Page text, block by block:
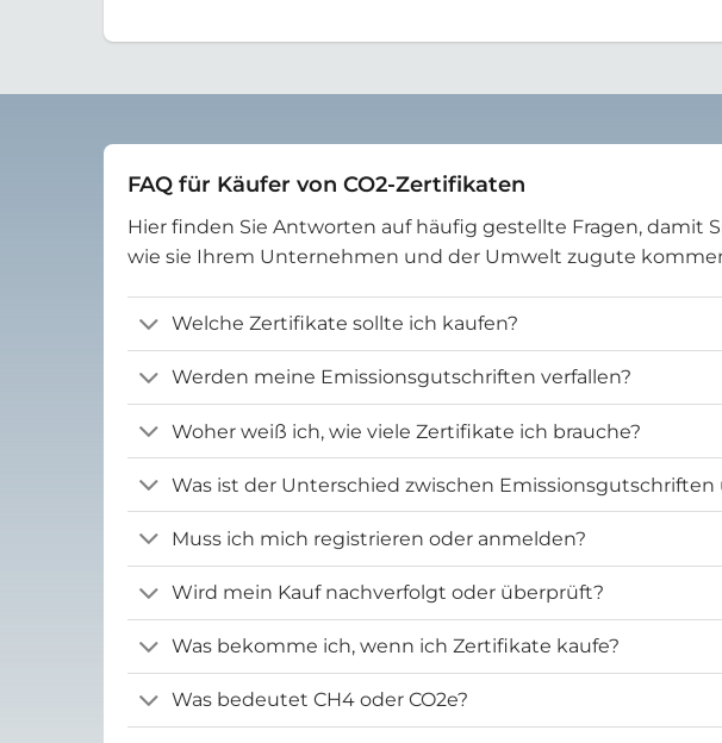
FAQ für Käufer von CO2-Zertifikaten
Hier finden Sie Antworten auf häufig gestellte Fragen, damit
wie sie Ihrem Unternehmen und der Umwelt zugute
Welche Zertifikate sollte ich kaufen?
Werden meine Emissionsgutschriften verfallen?
Woher weiß ich, wie viele Zertifikate ich brauche?
Was ist der Unterschied zwischen
Muss ich mich registrieren oder anmelden?
Wird mein Kauf nachverfolgt oder überprüft?
Was bekomme ich, wenn ich Zertifikate kaufe?
Was bedeutet CH4 oder CO2e?